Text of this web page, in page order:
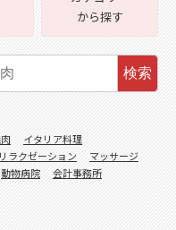
から探す
検索
イタリア料理
リラクゼーション
マッサージ
動物病院
会計事務所